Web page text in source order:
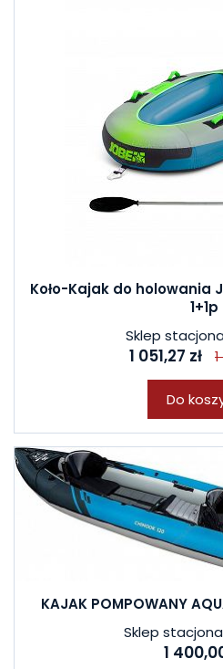
Koło-Kajak do holowania
1+1p
Sklep
1 051,27 zł
Do
KAJAK POMPOWANY
Sklep
1